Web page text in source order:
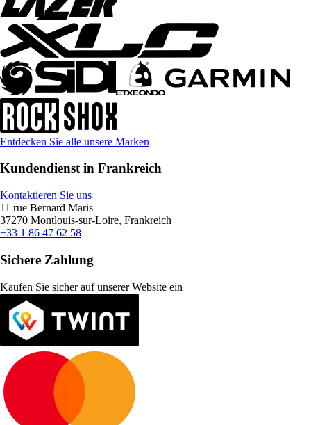
Entdecken Sie alle unsere Marken
Kundendienst in Frankreich
Kontaktieren Sie uns
11 rue Bernard Maris
37270 Montlouis-sur-Loire, Frankreich
+33 1 86 47 62 58
Sichere Zahlung
Kaufen Sie sicher auf unserer Website ein